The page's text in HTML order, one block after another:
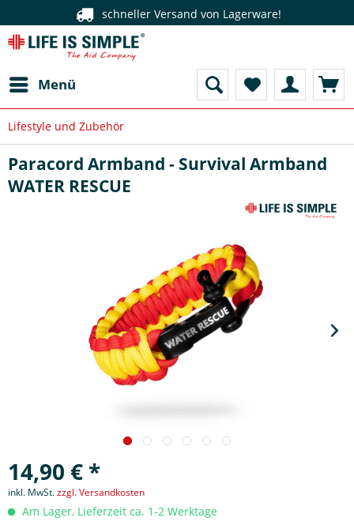
schneller Versand von Lagerware!
Menü
Lifestyle und Zubehör
Paracord Armband - Survival Armband
WATER RESCUE
14,90 € *
inkl. MwSt.zzgl. Versandkosten
Am Lager, Lieferzeit ca. 1-2 Werktage